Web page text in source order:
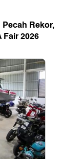
Rekor,
2026